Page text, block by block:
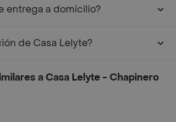
entrega a domicilio?
de Casa Lelyte?
a Casa Lelyte - Chapinero